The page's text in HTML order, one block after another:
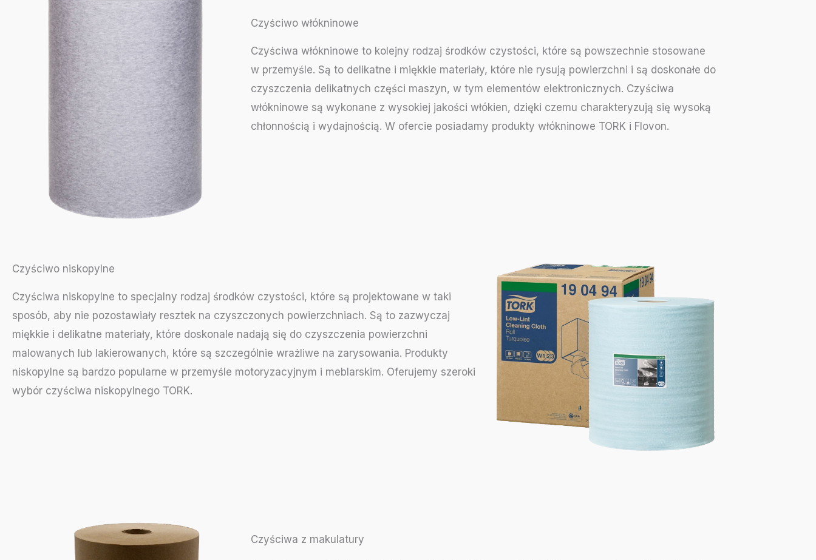
Czyściwo włókninowe
Czyściwa włókninowe to kolejny rodzaj środków czystości, które są powszechnie stosowane
w przemyśle. Są to delikatne i miękkie materiały, które nie rysują powierzchni i są doskonałe do
czyszczenia delikatnych części maszyn, w tym elementów elektronicznych. Czyściwa
włókninowe są wykonane z wysokiej jakości włókien, dzięki czemu charakteryzują się wysoką
chłonnością i wydajnością. W ofercie posiadamy produkty włókninowe TORK i Flovon.
Czyściwo niskopylne
Czyściwa niskopylne to specjalny rodzaj środków czystości, które są projektowane w taki
sposób, aby nie pozostawiały resztek na czyszczonych powierzchniach. Są to zazwyczaj
miękkie i delikatne materiały, które doskonale nadają się do czyszczenia powierzchni
malowanych lub lakierowanych, które są szczególnie wrażliwe na zarysowania. Produkty
niskopylne są bardzo popularne w przemyśle motoryzacyjnym i meblarskim. Oferujemy szeroki
wybór czyściwa niskopylnego TORK.
Czyściwa z makulatury